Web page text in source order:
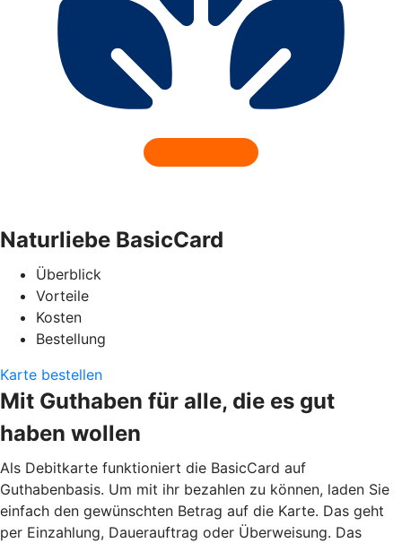
Naturliebe BasicCard
Überblick
Vorteile
Kosten
Bestellung
Karte bestellen
Mit Guthaben für alle, die es gut
haben wollen
Als Debitkarte funktioniert die BasicCard auf
Guthabenbasis. Um mit ihr bezahlen zu können, laden Sie
einfach den gewünschten Betrag auf die Karte. Das geht
per Einzahlung, Dauerauftrag oder Überweisung. Das